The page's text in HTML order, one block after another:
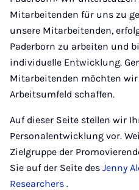
Mitarbeitenden für uns zu
unsere Mitarbeitenden,
Paderborn zu arbeiten und
individuelle Entwicklung.
Mitarbeitenden möchten
Arbeitsumfeld schaffen.
Auf dieser Seite stellen wir
Personalentwicklung vor.
Zielgruppe der
Sie auf der Seite des Jenny
Researchers .